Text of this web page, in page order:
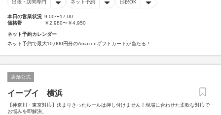
出張・訪問専門 ネット予約 日祝OK
本日の営業状況 9:00〜17:00
価格帯
￥2,980〜￥4,950
ネット予約カレンダー
ネット予約で最大10,000円分のAmazonギフトカードが当たる！
店舗公式
イーブイ 横浜
【神奈川・東京対応】決まりきったルールは押し付けません！現場に合わせた柔軟な対応で
お悩みを即解決。